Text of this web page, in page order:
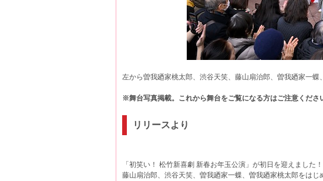
左から曽我廼家桃太郎、渋谷天笑、藤山扇治郎、曽我廼家一蝶
※舞台写真掲載。これから舞台をご覧になる方はご注意くださ
リリースより
「初笑い！ 松竹新喜劇 新春お年玉公演」が初日を迎えました！
藤山扇治郎、渋谷天笑、曽我廼家一蝶、曽我廼家桃太郎をはじ